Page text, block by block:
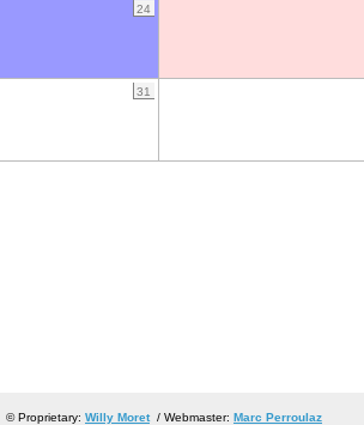
24
31
© Proprietary: Willy Moret/ Webmaster: Marc Perroulaz